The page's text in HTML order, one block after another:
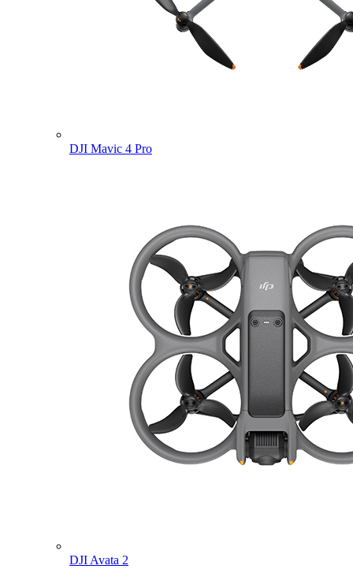
DJI Mavic 4 Pro
DJI Avata 2